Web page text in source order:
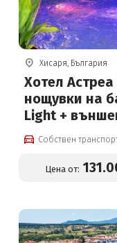
Хисаря, България
Хотел
нощувки на
Light +
басейн с
Релакс пакет
Собствен
Цена от: 131